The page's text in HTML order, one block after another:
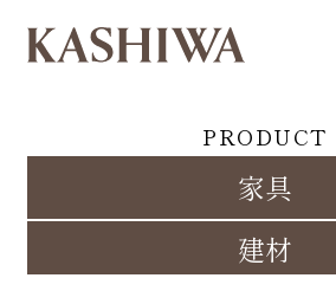
PRODUCT
家具
建材